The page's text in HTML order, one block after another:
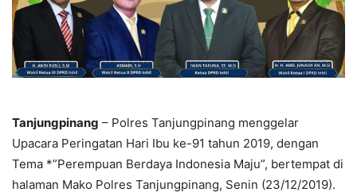
Tanjungpinang – Polres Tanjungpinang menggelar
Upacara Peringatan Hari Ibu ke-91 tahun 2019, dengan
Tema *”Perempuan Berdaya Indonesia Maju”, bertempat di
halaman Mako Polres Tanjungpinang, Senin (23/12/2019).